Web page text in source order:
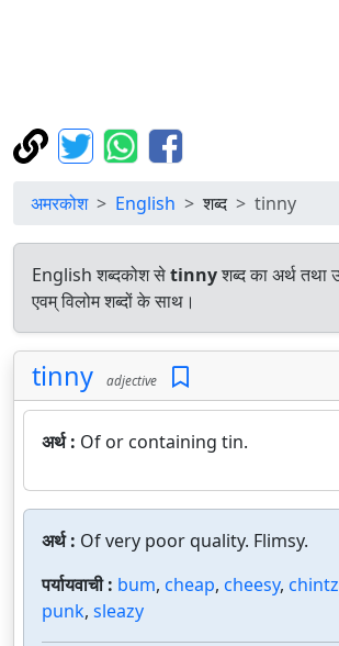
अमरकोश English शब्द tinny
English शब्दकोश सेtinnyशब्द का अर्थ तथा
एवम् विलोम शब्दों के साथ।
tinny adjective
अर्थ : Of or containing tin.
अर्थ : Of very poor quality. Flimsy.
पर्यायवाची : bum, cheap, cheesy,
punk, sleazy